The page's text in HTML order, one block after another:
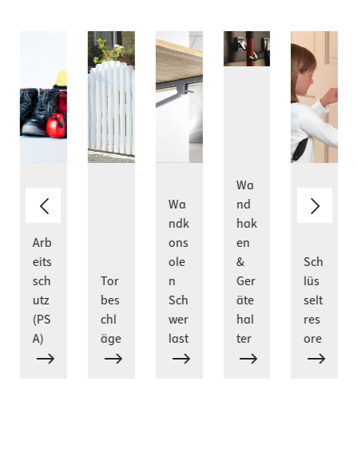
Arb
eits
sch
utz
(PS
A)
Tor
bes
chl
äge
Wa
ndk
ons
ole
n
Sch
wer
last
Wa
nd
hak
en
&
Ger
äte
hal
ter
Sch
lüs
selt
res
ore